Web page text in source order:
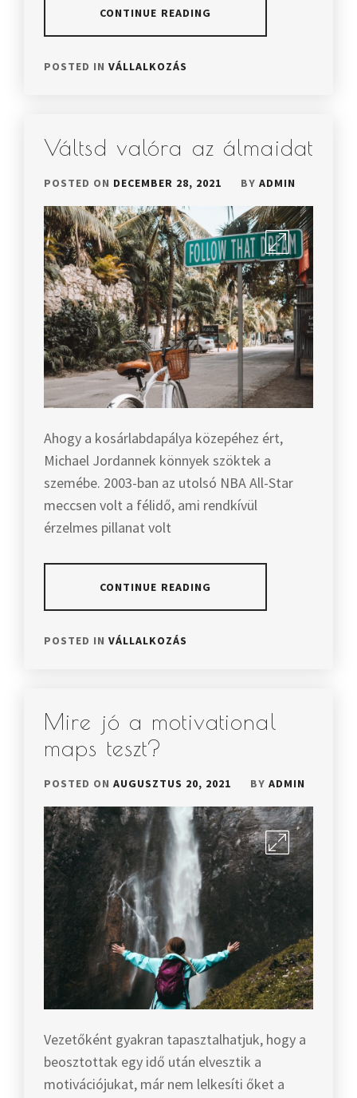
CONTINUE READING
POSTED IN VÁLLALKOZÁS
Váltsd valóra az álmaidat
POSTED ON DECEMBER 28, 2021 BY ADMIN
Ahogy a kosárlabdapálya közepéhez ért,
Michael Jordannek könnyek szöktek a
szemébe. 2003-ban az utolsó NBA All-Star
meccsen volt a félidő, ami rendkívül
érzelmes pillanat volt
CONTINUE READING
POSTED IN VÁLLALKOZÁS
Mire jó a motivational
maps teszt?
POSTED ON AUGUSZTUS 20, 2021 BY ADMIN
Vezetőként gyakran tapasztalhatjuk, hogy a
beosztottak egy idő után elvesztik a
motivációjukat, már nem lelkesíti őket a